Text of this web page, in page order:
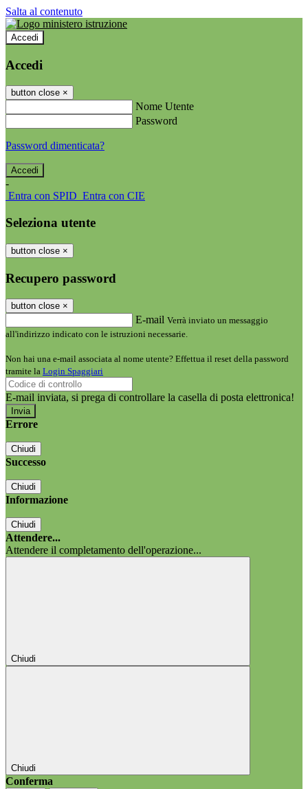
Salta al contenuto
Accedi
Accedi
button close ×
Nome Utente
Password
Password dimenticata?
-
Entra con SPID Entra con CIE
Seleziona utente
button close ×
Recupero password
button close ×
E-mail Verrà inviato un messaggio
all'indirizzo indicato con le istruzioni necessarie.
Non hai una e-mail associata al nome utente? Effettua il reset della password
tramite la Login Spaggiari
E-mail inviata, si prega di controllare la casella di posta elettronica!
Errore
Chiudi
Successo
Chiudi
Informazione
Chiudi
Attendere...
Attendere il completamento dell'operazione...
Chiudi
Chiudi
Conferma